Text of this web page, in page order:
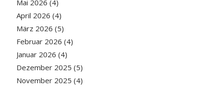
Mai 2026 (4)
April 2026 (4)
März 2026 (5)
Februar 2026 (4)
Januar 2026 (4)
Dezember 2025 (5)
November 2025 (4)